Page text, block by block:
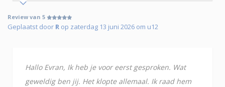
Review van 5
Geplaatst door R op zaterdag 13 juni 2026 om u12
Hallo Evran, Ik heb je voor eerst gesproken. Wat
geweldig ben jij. Het klopte allemaal. Ik raad hem